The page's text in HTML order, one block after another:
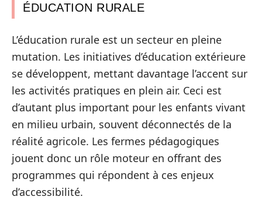
ÉDUCATION RURALE
L’éducation rurale est un secteur en pleine
mutation. Les initiatives d’éducation extérieure
se développent, mettant davantage l’accent sur
les activités pratiques en plein air. Ceci est
d’autant plus important pour les enfants vivant
en milieu urbain, souvent déconnectés de la
réalité agricole. Les fermes pédagogiques
jouent donc un rôle moteur en offrant des
programmes qui répondent à ces enjeux
d’accessibilité.